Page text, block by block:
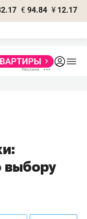
€ 94.84 ¥ 12.17
выбору